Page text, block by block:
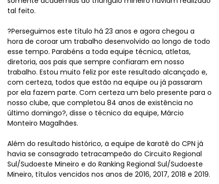
tal feito.
?Perseguimos este título há 23 anos e agora chegou a
hora de coroar um trabalho desenvolvido ao longo de todo
esse tempo. Parabéns a toda equipe técnica, atletas,
diretoria, aos pais que sempre confiaram em nosso
trabalho. Estou muito feliz por este resultado alcançado e,
com certeza, todos que estão na equipe ou já passaram
por ela fazem parte. Com certeza um belo presente para o
nosso clube, que completou 84 anos de existência no
último domingo?, disse o técnico da equipe, Márcio
Monteiro Magalhães.
Além do resultado histórico, a equipe de karatê do CPN já
havia se consagrado tetracampeão do Circuito Regional
Sul/Sudoeste Mineiro e do Ranking Regional Sul/Sudoeste
Mineiro, títulos vencidos nos anos de 2016, 2017, 2018 e 2019.